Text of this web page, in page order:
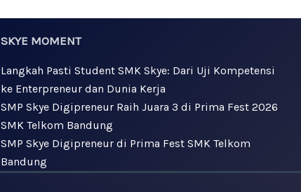
SKYE MOMENT
Langkah Pasti Student SMK Skye: Dari Uji Kompetensi
ke Enterpreneur dan Dunia Kerja
SMP Skye Digipreneur Raih Juara 3 di Prima Fest 2026
SMK Telkom Bandung
SMP Skye Digipreneur di Prima Fest SMK Telkom
Bandung